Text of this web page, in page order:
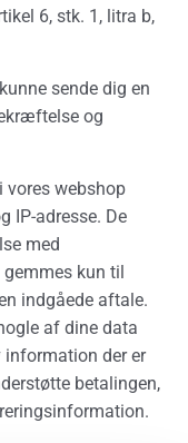
6, stk. 1, litra b,
sende dig en
og
vores webshop
IP-adresse. De
med
kun til
indgåede aftale.
af dine data
information der er
betalingen,